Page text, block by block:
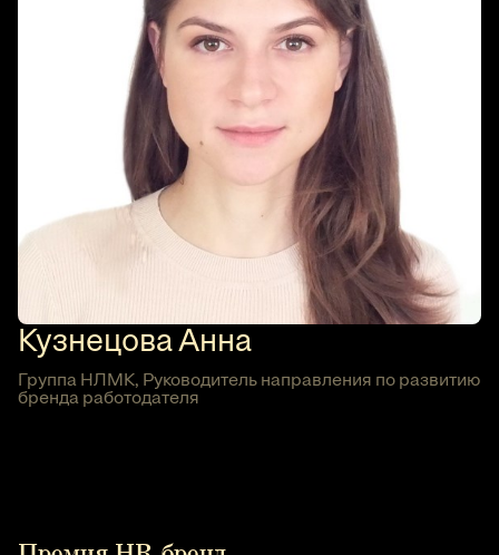
Кузнецова Анна
Группа НЛМК, Руководитель направления по развитию
бренда работодателя